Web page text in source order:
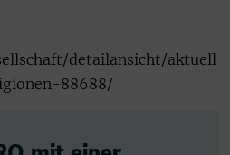
detailansicht/aktuell
88688/